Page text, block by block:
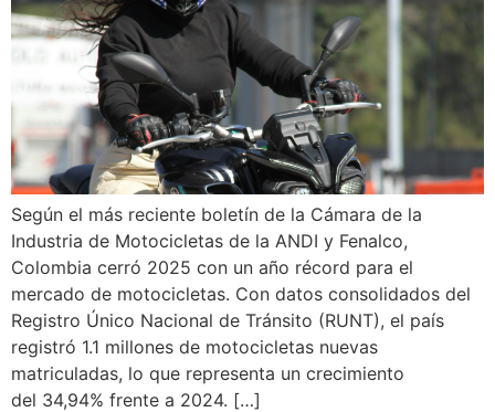
Según el más reciente boletín de la Cámara de la
Industria de Motocicletas de la ANDI y Fenalco,
Colombia cerró 2025 con un año récord para el
mercado de motocicletas. Con datos consolidados del
Registro Único Nacional de Tránsito (RUNT), el país
registró 1.1 millones de motocicletas nuevas
matriculadas, lo que representa un crecimiento
del 34,94% frente a 2024. […]